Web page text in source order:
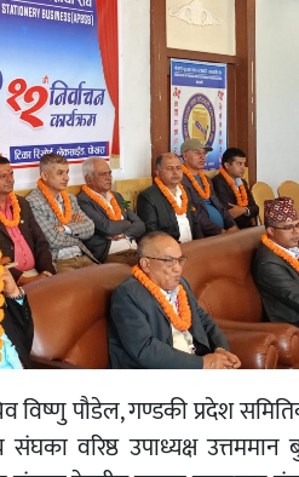
पौडेल, गण्डकी प्रदेश
वरिष्ठ उपाध्यक्ष उत्तममान